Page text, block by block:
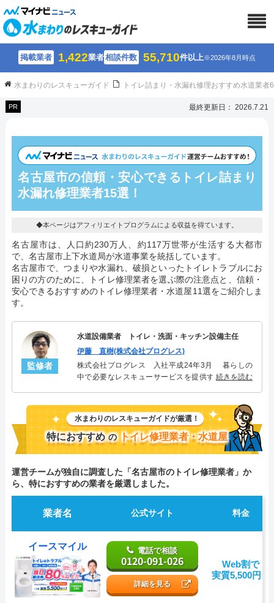
掲載業者 1,422業者相談件数 55,710件以上※2026年8月時点
水まわりのレスキューガイド トイレ詰まり・水漏れ修理おすすめ水道業
PR 最終更新日： 2026.7.21
名古屋市の信頼・安心できるトイレ詰まり
水漏れ修理業者15選！
◆本ページはアフィリエイトプログラムによる収益を得ています。
名古屋市は、人口約230万人、約117万世帯が生活する大都市
で、名古屋市上下水道局が水道事業を統括しています。
名古屋市で、つまりや水漏れ、破損といったトイレトラブルにお
困りの方のために、トイレ修理業者を選ぶ際の注意点と、信頼・
安心できるおすすめのトイレ修理業者・水道屋11選をご紹介しま
す。
監修者
水道設備業者 トイレ・洗面・キッチン設備主任
伊藤 直樹(株式会社プログレス)
株式会社プログレス 入社平成24年3月 暮らしの
中で必要なレスキューサービスを提供する株式会社
トイレ・洗面・キッチン関連のトラブルを解決。多
くのお客様に信頼される「トイレ・洗面・キッチ
ン」のスペシャリスト。
続きを読む
水まわりのレスキューガイドが厳選！
特におすすめ の トイレ修理業者・水道屋
運営チームが独自に調査した「名古屋市のトイレ修理業者」か
ら、特におすすめの業者を厳選しました。
業者名 公式サイト 料金
イースマイル 電話で相談
0120-091-026
詳細を見る
Web割で
実質5,500円～